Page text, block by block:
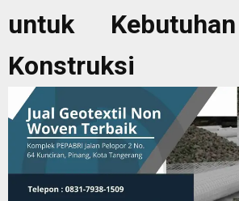
untuk
Konstruksi